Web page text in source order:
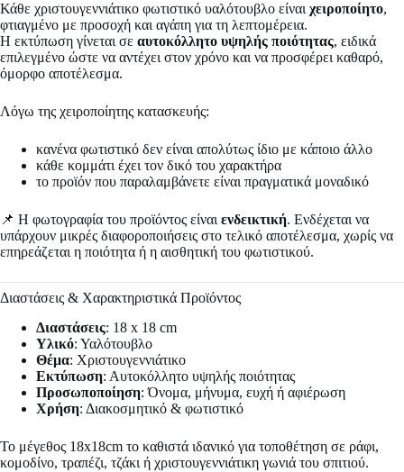
Κάθε χριστουγεννιάτικο φωτιστικό υαλότουβλο είναι χειροποίητο,
φτιαγμένο με προσοχή και αγάπη για τη λεπτομέρεια.
Η εκτύπωση γίνεται σε αυτοκόλλητο υψηλής ποιότητας, ειδικά
επιλεγμένο ώστε να αντέχει στον χρόνο και να προσφέρει καθαρό,
όμορφο αποτέλεσμα.
Λόγω της χειροποίητης κατασκευής:
κανένα φωτιστικό δεν είναι απολύτως ίδιο με κάποιο άλλο
κάθε κομμάτι έχει τον δικό του χαρακτήρα
το προϊόν που παραλαμβάνετε είναι πραγματικά μοναδικό
📌 Η φωτογραφία του προϊόντος είναι ενδεικτική. Ενδέχεται να
υπάρχουν μικρές διαφοροποιήσεις στο τελικό αποτέλεσμα, χωρίς να
επηρεάζεται η ποιότητα ή η αισθητική του φωτιστικού.
Διαστάσεις & Χαρακτηριστικά Προϊόντος
Διαστάσεις: 18 x 18 cm
Υλικό: Υαλότουβλο
Θέμα: Χριστουγεννιάτικο
Εκτύπωση: Αυτοκόλλητο υψηλής ποιότητας
Προσωποποίηση: Όνομα, μήνυμα, ευχή ή αφιέρωση
Χρήση: Διακοσμητικό & φωτιστικό
Το μέγεθος 18x18cm το καθιστά ιδανικό για τοποθέτηση σε ράφι,
κομοδίνο, τραπέζι, τζάκι ή χριστουγεννιάτικη γωνιά του σπιτιού.